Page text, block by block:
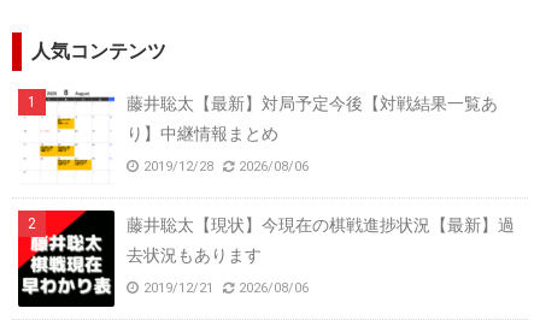
人気コンテンツ
藤井聡太【最新】対局予定今後【対戦結果一覧あ
り】中継情報まとめ
2019/12/28 2026/08/06
藤井聡太【現状】今現在の棋戦進捗状況【最新】過
去状況もあります
2019/12/21 2026/08/06